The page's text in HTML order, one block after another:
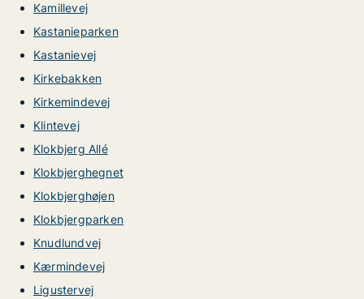
Kamillevej
Kastanieparken
Kastanievej
Kirkebakken
Kirkemindevej
Klintevej
Klokbjerg Allé
Klokbjerghegnet
Klokbjerghøjen
Klokbjergparken
Knudlundvej
Kærmindevej
Ligustervej